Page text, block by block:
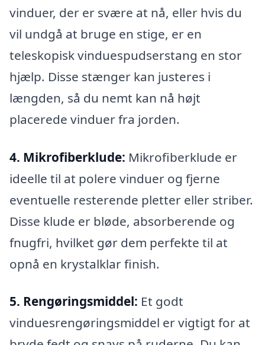
vinduer, der er svære at nå, eller hvis du
vil undgå at bruge en stige, er en
teleskopisk vinduespudserstang en stor
hjælp. Disse stænger kan justeres i
længden, så du nemt kan nå højt
placerede vinduer fra jorden.
4. Mikrofiberklude: Mikrofiberklude er
ideelle til at polere vinduer og fjerne
eventuelle resterende pletter eller striber.
Disse klude er bløde, absorberende og
fnugfri, hvilket gør dem perfekte til at
opnå en krystalklar finish.
5. Rengøringsmiddel: Et godt
vinduesrengøringsmiddel er vigtigt for at